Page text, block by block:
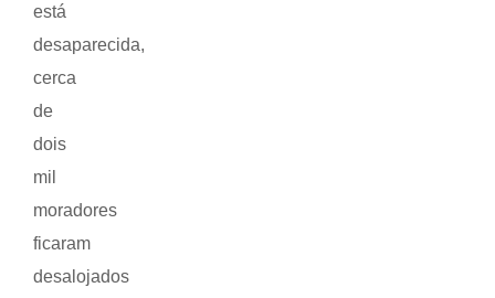
está
desaparecida,
cerca
de
dois
mil
moradores
ficaram
desalojados